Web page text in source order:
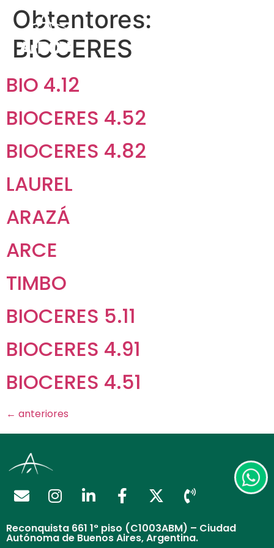
Obtentores:
BIOCERES
BIO 4.12
BIOCERES 4.52
BIOCERES 4.82
LAUREL
ARAZÁ
ARCE
TIMBO
BIOCERES 5.11
BIOCERES 4.91
BIOCERES 4.51
← anteriores
Reconquista 661 1° piso (C1003ABM) – Ciudad
Autónoma de Buenos Aires, Argentina.